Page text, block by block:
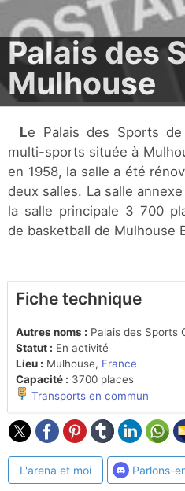
Palais des
Mulhouse
Le Palais des Sports de Mulhouse est une salle
multi-sports située à
en 1958, la salle a été
deux salles. La salle
la salle principale 3 700
de basketball de Mulhouse
Fiche technique
Autres noms : Palais des Sports
Statut : En activité
Lieu : Mulhouse, France
Capacité : 3700 places
Transports en commun
L'arena et moi Parlons-